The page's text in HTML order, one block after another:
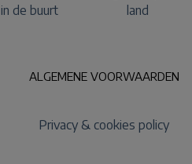
in de buurt
land
ALGEMENE VOORWAARDEN
Privacy & cookies policy